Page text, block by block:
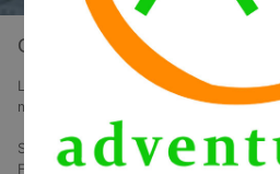
Overview
Laut yang kadang penuh gelombang
menyenangkan, mancing di laut juga
Start : Hari Pertama 17.00 WIB
Finish : Hari Kedua 09.00 WIB